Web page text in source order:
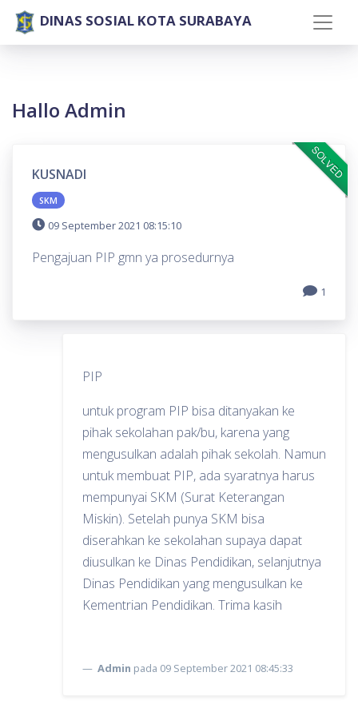
DINAS SOSIAL KOTA SURABAYA
Hallo Admin
SOLVED
KUSNADI
SKM
09 September 2021 08:15:10
Pengajuan PIP gmn ya prosedurnya
1
PIP
untuk program PIP bisa ditanyakan ke
pihak sekolahan pak/bu, karena yang
mengusulkan adalah pihak sekolah. Namun
untuk membuat PIP, ada syaratnya harus
mempunyai SKM (Surat Keterangan
Miskin). Setelah punya SKM bisa
diserahkan ke sekolahan supaya dapat
diusulkan ke Dinas Pendidikan, selanjutnya
Dinas Pendidikan yang mengusulkan ke
Kementrian Pendidikan. Trima kasih
Admin pada 09 September 2021 08:45:33